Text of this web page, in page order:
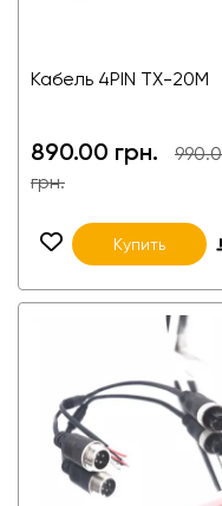
Кабель 4PIN TX-20M
890.00 грн.
грн.
Купить